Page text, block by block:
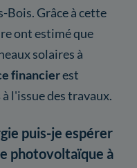
Bois. Grâce à cette
ont estimé que
solaires à
financierest
à l'issue des travaux.
puis-je espérer
photovoltaïque à